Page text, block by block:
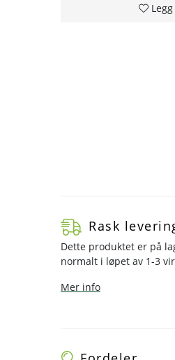
Rask
Dette produktet er på
normalt i løpet av 1-3
Mer info